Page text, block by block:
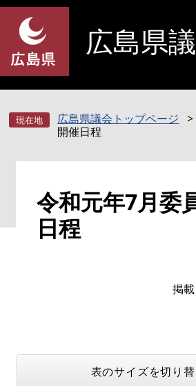
ペ
先
頭
す
メ
を
飛
し
広島県
広島県議会トップページ
開催日程
令和元年7月委
日程
掲
表のサイズを切り